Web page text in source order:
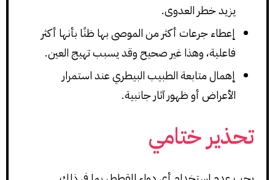
يزيد خطر العدوى.
إعطاء جرعات أكثر من الموصى بها ظنًا بأنها أكثر
فاعلية، وهذا غير صحيح وقد يسبب تهيج العين.
إهمال متابعة الطبيب البيطري عند استمرار
الأعراض أو ظهور آثار جانبية.
تحذير ختامي